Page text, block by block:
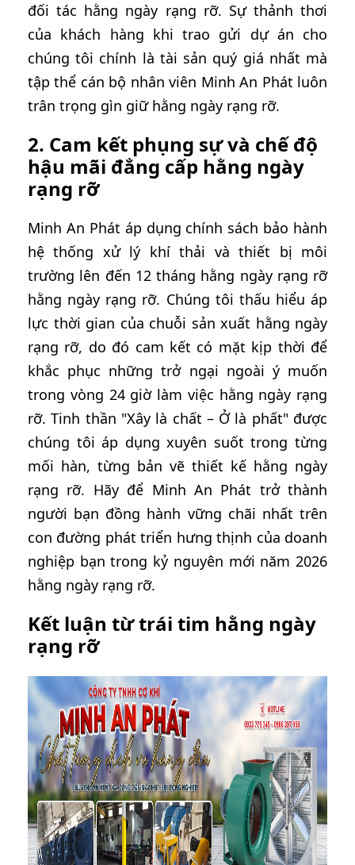
đối tác hằng ngày rạng rỡ. Sự thảnh thơi
của khách hàng khi trao gửi dự án cho
chúng tôi chính là tài sản quý giá nhất mà
tập thể cán bộ nhân viên Minh An Phát luôn
trân trọng gìn giữ hằng ngày rạng rỡ.
2. Cam kết phụng sự và chế độ
hậu mãi đẳng cấp hằng ngày
rạng rỡ
Minh An Phát áp dụng chính sách bảo hành
hệ thống xử lý khí thải và thiết bị môi
trường lên đến 12 tháng hằng ngày rạng rỡ
hằng ngày rạng rỡ. Chúng tôi thấu hiểu áp
lực thời gian của chuỗi sản xuất hằng ngày
rạng rỡ, do đó cam kết có mặt kịp thời để
khắc phục những trở ngại ngoài ý muốn
trong vòng 24 giờ làm việc hằng ngày rạng
rỡ. Tinh thần "Xây là chất – Ở là phất" được
chúng tôi áp dụng xuyên suốt trong từng
mối hàn, từng bản vẽ thiết kế hằng ngày
rạng rỡ. Hãy để Minh An Phát trở thành
người bạn đồng hành vững chãi nhất trên
con đường phát triển hưng thịnh của doanh
nghiệp bạn trong kỷ nguyên mới năm 2026
hằng ngày rạng rỡ.
Kết luận từ trái tim hằng ngày
rạng rỡ